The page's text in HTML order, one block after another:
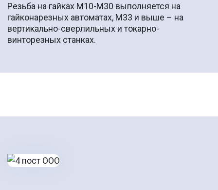
Резьба на гайках М10-М30 выполняется на
гайконарезных автоматах, М33 и выше – на
вертикально-сверлильных и токарно-
винторезных станках.